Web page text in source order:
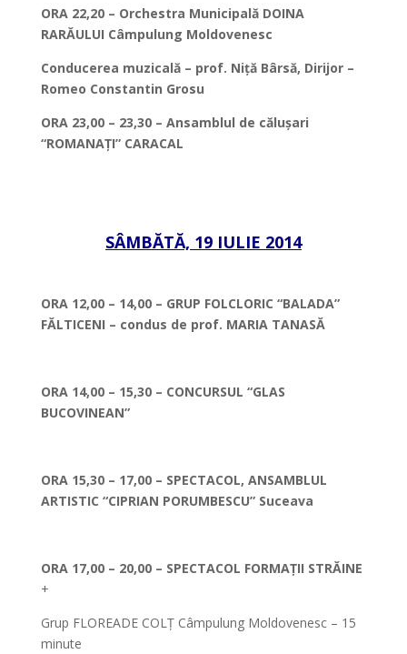
ORA 22,20 – Orchestra Municipală DOINA
RARĂULUI Câmpulung Moldovenesc
Conducerea muzicală – prof. Niță Bârsă, Dirijor –
Romeo Constantin Grosu
ORA 23,00 – 23,30 – Ansamblul de călușari
“ROMANAȚI” CARACAL
SÂMBĂTĂ, 19 IULIE 2014
ORA 12,00 – 14,00 – GRUP FOLCLORIC “BALADA”
FĂLTICENI – condus de prof. MARIA TANASĂ
ORA 14,00 – 15,30 – CONCURSUL “GLAS
BUCOVINEAN”
ORA 15,30 – 17,00 – SPECTACOL, ANSAMBLUL
ARTISTIC “CIPRIAN PORUMBESCU” Suceava
ORA 17,00 – 20,00 – SPECTACOL FORMAȚII STRĂINE
+
Grup FLOREADE COLȚ Câmpulung Moldovenesc – 15
minute